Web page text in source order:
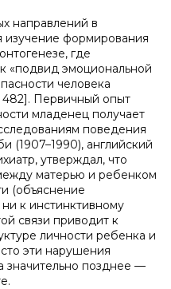
направлений в
изучение формирования
где
«подвид эмоциональной
человека
482]. Первичный опыт
младенец получает
поведения
(1907–1990), английский
утверждал, что
матерью и ребенком
(объяснение
ни к инстинктивному
связи приводит к
личности ребенка и
эти нарушения
значительно позднее —